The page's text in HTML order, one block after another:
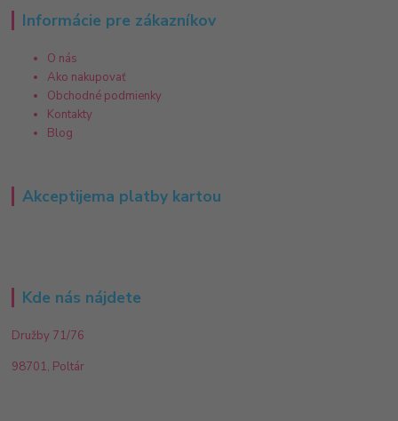
Informácie pre zákazníkov
O nás
Ako nakupovať
Obchodné podmienky
Kontakty
Blog
Akceptijema platby kartou
Kde nás nájdete
Družby 71/76
98701, Poltár